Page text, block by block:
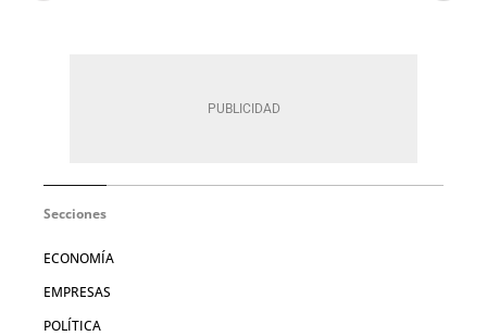
Secciones
ECONOMÍA
EMPRESAS
POLÍTICA